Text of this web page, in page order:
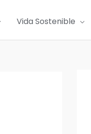
Vida Sostenible